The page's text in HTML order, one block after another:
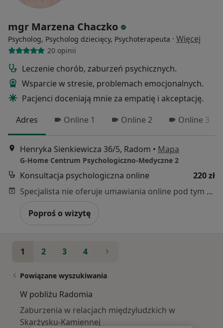
mgr Marzena Chaczko
Psycholog, Psycholog dziecięcy, Psychoterapeuta · Więcej
20 opinii
Leczenie chorób, zaburzeń psychicznych.
Wsparcie w stresie, problemach emocjonalnych.
Pacjenci doceniają mnie za empatię i akceptację.
Adres
Online 1 Online 2 Online 3
Henryka Sienkiewicza 36/5, Radom • Mapa
G-Home Centrum Psychologiczno-Medyczne 2
Konsultacja psychologiczna online
220 zł
Specjalista nie oferuje umawiania online pod tym adresem.
Poproś o wizytę
1 2 3 4
Powiązane wyszukiwania
W pobliżu Radomia
Zaburzenia w relacjach międzyludzkich w
Skarżysku-Kamiennej